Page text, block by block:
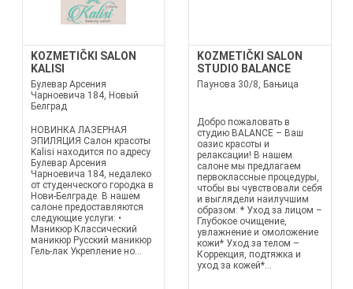
KOZMETIČKI SALON
KALISI
Булевар Арсения
Чарноевича 184, Новый
Белград
НОВИНКА ЛАЗЕРНАЯ
ЭПИЛЯЦИЯ Салон красоты
Kalisi находится по адресу
Булевар Арсения
Чарноевича 184, недалеко
от студенческого городка в
Нови-Белграде. В нашем
салоне предоставляются
следующие услуги: •
Маникюр Классический
маникюр Русский маникюр
Гель-лак Укрепление но...
KOZMETIČKI SALON
STUDIO BALANCE
Паунова 30/8, Бањица
Добро пожаловать в
студию BALANCE – Ваш
оазис красоты и
релаксации! В нашем
салоне мы предлагаем
первоклассные процедуры,
чтобы вы чувствовали себя
и выглядели наилучшим
образом: * Уход за лицом –
Глубокое очищение,
увлажнение и омоложение
кожи* Уход за телом –
Коррекция, подтяжка и
уход за кожей*...